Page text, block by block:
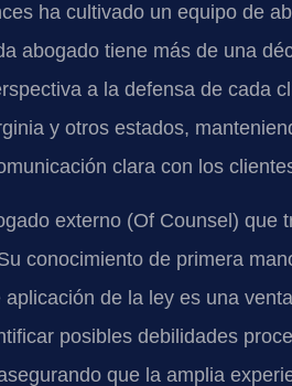
ha cultivado un equipo de
abogado tiene más de una
a la defensa de cada
y otros estados,
clara con los
externo (Of Counsel) que
conocimiento de primera
de la ley es una
posibles debilidades
que la amplia